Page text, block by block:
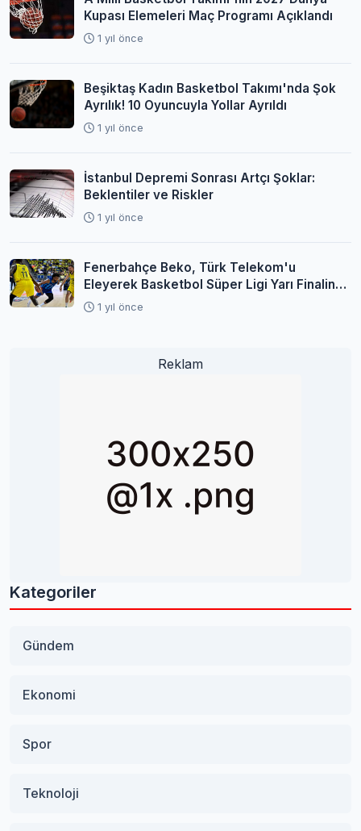
Kupası Elemeleri Maç Programı Açıklandı
1 yıl önce
Beşiktaş Kadın Basketbol Takımı'nda Şok
Ayrılık! 10 Oyuncuyla Yollar Ayrıldı
1 yıl önce
İstanbul Depremi Sonrası Artçı Şoklar:
Beklentiler ve Riskler
1 yıl önce
Fenerbahçe Beko, Türk Telekom'u
Eleyerek Basketbol Süper Ligi Yarı Finaline
Yükseldi
1 yıl önce
Reklam
Kategoriler
Gündem
Ekonomi
Spor
Teknoloji